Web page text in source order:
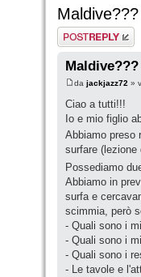
Rispondi al
messaggio
da jackjazz72 »
Ciao a tutti!!!
Io e mio figlio
Abbiamo preso
surfare (lezione
Possediamo
Abbiamo in
surfa e
scimmia, però
- Quali sono i
- Quali sono i
- Quali sono i
- Le tavole e